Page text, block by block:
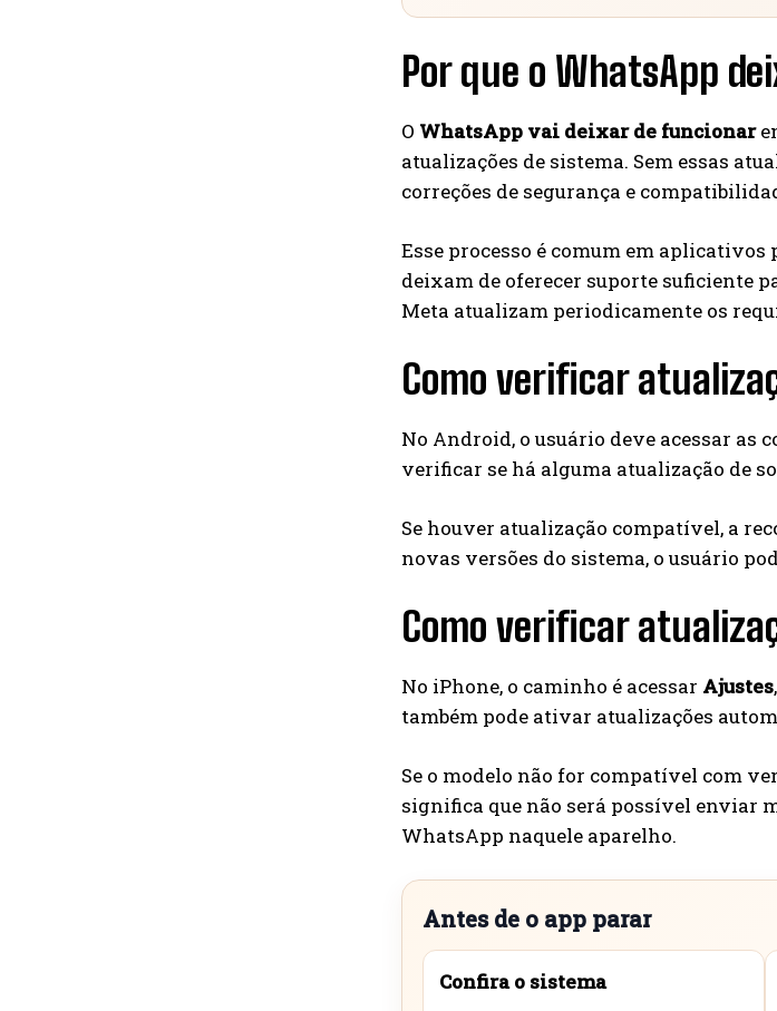
Por que o WhatsApp
O WhatsApp vai deixar de funcionar
atualizações de sistema. Sem essas
correções de segurança e
Esse processo é comum em
deixam de oferecer suporte suficiente
Meta atualizam periodicamente os
Como verificar
No Android, o usuário deve acessar as
verificar se há alguma atualização de
Se houver atualização compatível, a
novas versões do sistema, o usuário
Como verificar
No iPhone, o caminho é acessar Ajustes
também pode ativar atualizações
Se o modelo não for compatível com
significa que não será possível enviar
WhatsApp naquele aparelho.
Antes de o app parar
Confira o sistema